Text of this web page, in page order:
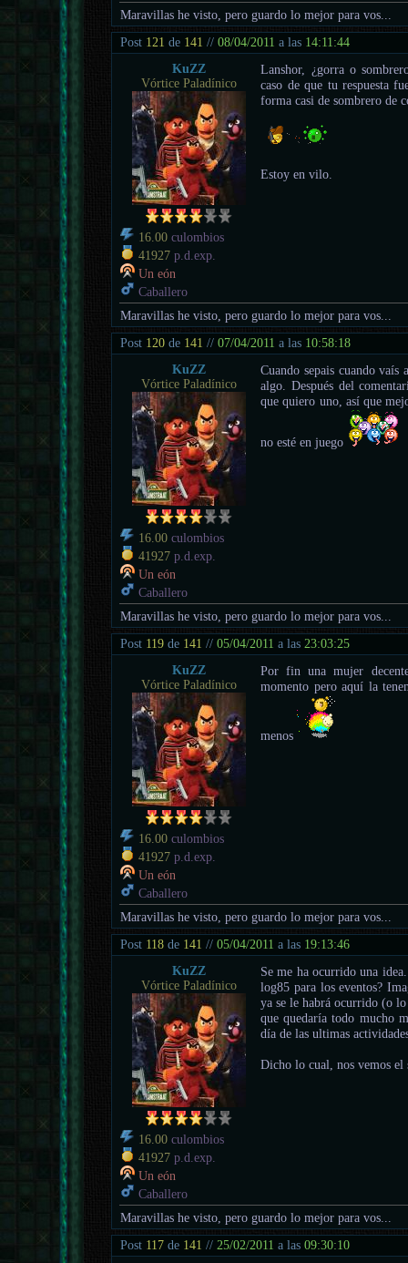
Maravillas he visto, pero guardo lo mejor para vos...
Post 121 de 141 //08/04/2011 a las 14:11:44
KuZZ
Vórtice Paladínico
16.00 culombios
41927 p.d.exp.
Un eón
Caballero
Lanshor, ¿gorra o
caso de que tu respuesta
forma casi de sombrero de
Estoy en vilo.
Maravillas he visto, pero guardo lo mejor para vos...
Post 120 de 141 //07/04/2011 a las 10:58:18
KuZZ
Vórtice Paladínico
16.00 culombios
41927 p.d.exp.
Un eón
Caballero
Cuando sepais cuando
algo. Después del
que quiero uno, así que
no esté en juego
Maravillas he visto, pero guardo lo mejor para vos...
Post 119 de 141 //05/04/2011 a las 23:03:25
KuZZ
Vórtice Paladínico
16.00 culombios
41927 p.d.exp.
Un eón
Caballero
Por fin una mujer
momento pero aquí la
menos
Maravillas he visto, pero guardo lo mejor para vos...
Post 118 de 141 //05/04/2011 a las 19:13:46
KuZZ
Vórtice Paladínico
16.00 culombios
41927 p.d.exp.
Un eón
Caballero
Se me ha ocurrido una
log85 para los eventos?
ya se le habrá ocurrido (o
que quedaría todo mucho
día de las ultimas
Dicho lo cual, nos vemos el
Maravillas he visto, pero guardo lo mejor para vos...
Post 117 de 141 // 25/02/2011 a las09:30:10